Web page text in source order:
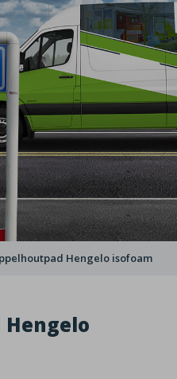
Hengelo isofoam